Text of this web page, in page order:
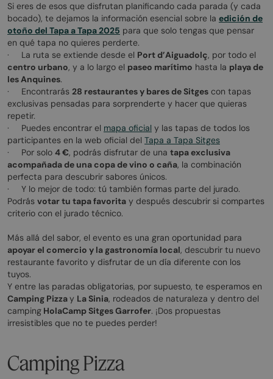
Si eres de esos que disfrutan planificando cada parada (y cada
bocado), te dejamos la información esencial sobre la edición de
otoño del Tapa a Tapa 2025 para que solo tengas que pensar
en qué tapa no quieres perderte.
· La ruta se extiende desde el Port d’Aiguadolç, por todo el
centro urbano, y a lo largo el paseo marítimo hasta la playa de
les Anquines.
· Encontrarás 28 restaurantes y bares de Sitges con tapas
exclusivas pensadas para sorprenderte y hacer que quieras
repetir.
· Puedes encontrar el mapa oficial y las tapas de todos los
participantes en la web oficial del Tapa a Tapa Sitges
· Por solo 4 €, podrás disfrutar de una tapa exclusiva
acompañada de una copa de vino o caña, la combinación
perfecta para descubrir sabores únicos.
· Y lo mejor de todo: tú también formas parte del jurado.
Podrás votar tu tapa favorita y después descubrir si compartes
criterio con el jurado técnico.
Más allá del sabor, el evento es una gran oportunidad para
apoyar el comercio y la gastronomía local, descubrir tu nuevo
restaurante favorito y disfrutar de un día diferente con los
tuyos.
Y entre las paradas obligatorias, por supuesto, te esperamos en
Camping Pizzay La Sinia, rodeados de naturaleza y dentro del
camping HolaCamp Sitges Garrofer. ¡Dos propuestas
irresistibles que no te puedes perder!
Camping Pizza